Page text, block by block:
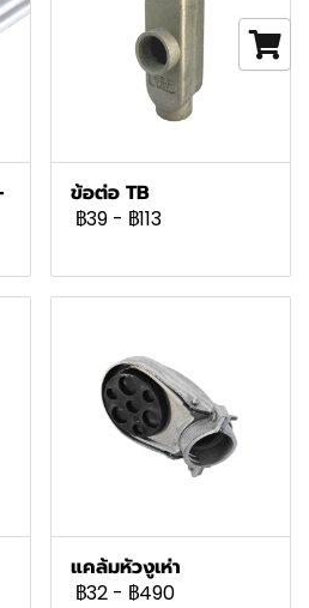
ข้อต่อ TB
฿39 - ฿113
แคล้มหัวงูเห่า
฿32 - ฿490